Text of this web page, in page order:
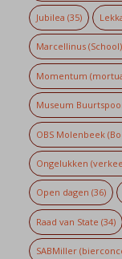
Jubilea (35)
Marcellinus (School)
Momentum
Museum
OBS Molenbeek
Ongelukken
Open dagen (36)
Raad van State (34)
SABMiller